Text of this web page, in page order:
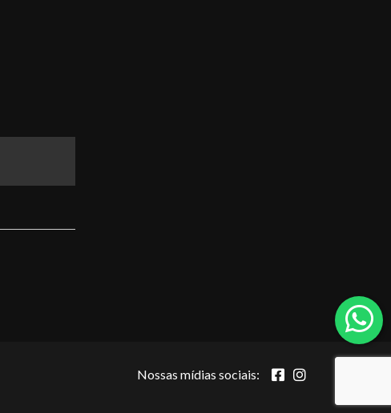
Nossas mídias sociais: